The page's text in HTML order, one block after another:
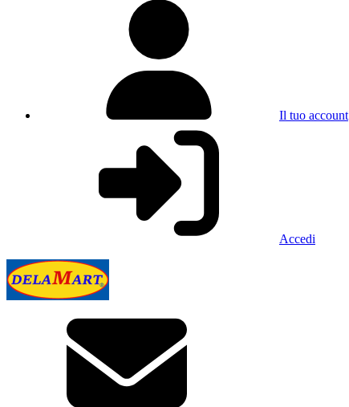
Il tuo account
Accedi